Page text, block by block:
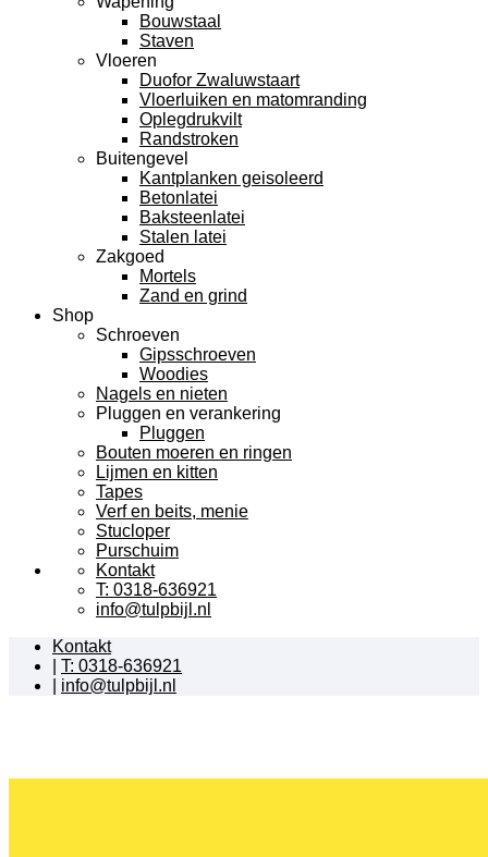
Bouwstaal
Staven
Vloeren
Duofor Zwaluwstaart
Vloerluiken en matomranding
Oplegdrukvilt
Randstroken
Buitengevel
Kantplanken geisoleerd
Betonlatei
Baksteenlatei
Stalen latei
Zakgoed
Mortels
Zand en grind
Shop
Schroeven
Gipsschroeven
Woodies
Nagels en nieten
Pluggen en verankering
Pluggen
Bouten moeren en ringen
Lijmen en kitten
Tapes
Verf en beits, menie
Stucloper
Purschuim
Kontakt
T: 0318-636921
info@tulpbijl.nl
Kontakt
T: 0318-636921
info@tulpbijl.nl